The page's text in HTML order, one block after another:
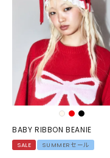
BABY RIBBON BEANIE
SALE SUMMERセール